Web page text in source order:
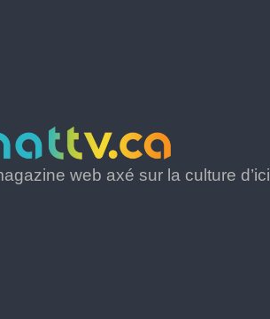
web axé sur la culture d’ici